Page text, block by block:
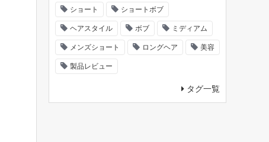
ショート ショートボブ
ヘアスタイル ボブ ミディアム
メンズショート ロングヘア 美容
製品レビュー
タグ一覧